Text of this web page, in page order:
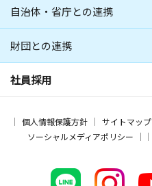
自治体・省庁との連携
財団との連携
社員採用
個人情報保護方針 サイトマップ
ソーシャルメディアポリシー